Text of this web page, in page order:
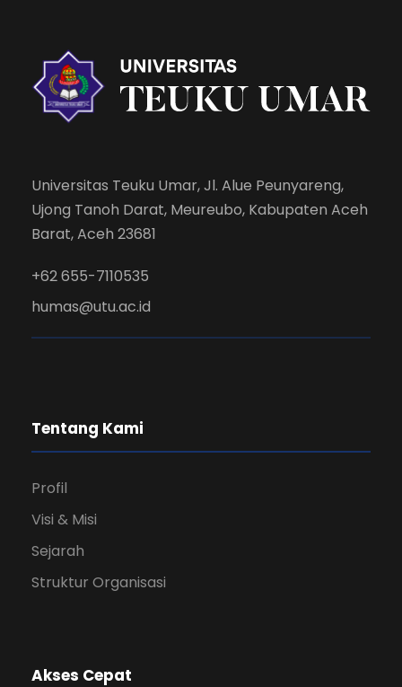
Universitas Teuku Umar, Jl. Alue Peunyareng,
Ujong Tanoh Darat, Meureubo, Kabupaten Aceh
Barat, Aceh 23681
+62 655-7110535
humas@utu.ac.id
Tentang Kami
Profil
Visi & Misi
Sejarah
Struktur Organisasi
Akses Cepat